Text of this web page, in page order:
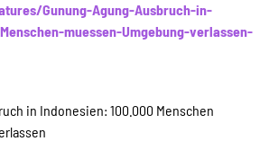
Gunung-Agung-Ausbruch-in-
muessen-Umgebung-verlassen-
in Indonesien: 100.000 Menschen